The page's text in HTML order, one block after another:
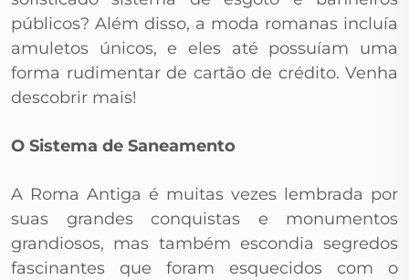
públicos? Além disso, a moda romanas incluía
amuletos únicos, e eles até possuíam uma
forma rudimentar de cartão de crédito. Venha
descobrir mais!
O Sistema de Saneamento
A Roma Antiga é muitas vezes lembrada por
suas grandes conquistas e monumentos
grandiosos, mas também escondia segredos
fascinantes que foram esquecidos com o